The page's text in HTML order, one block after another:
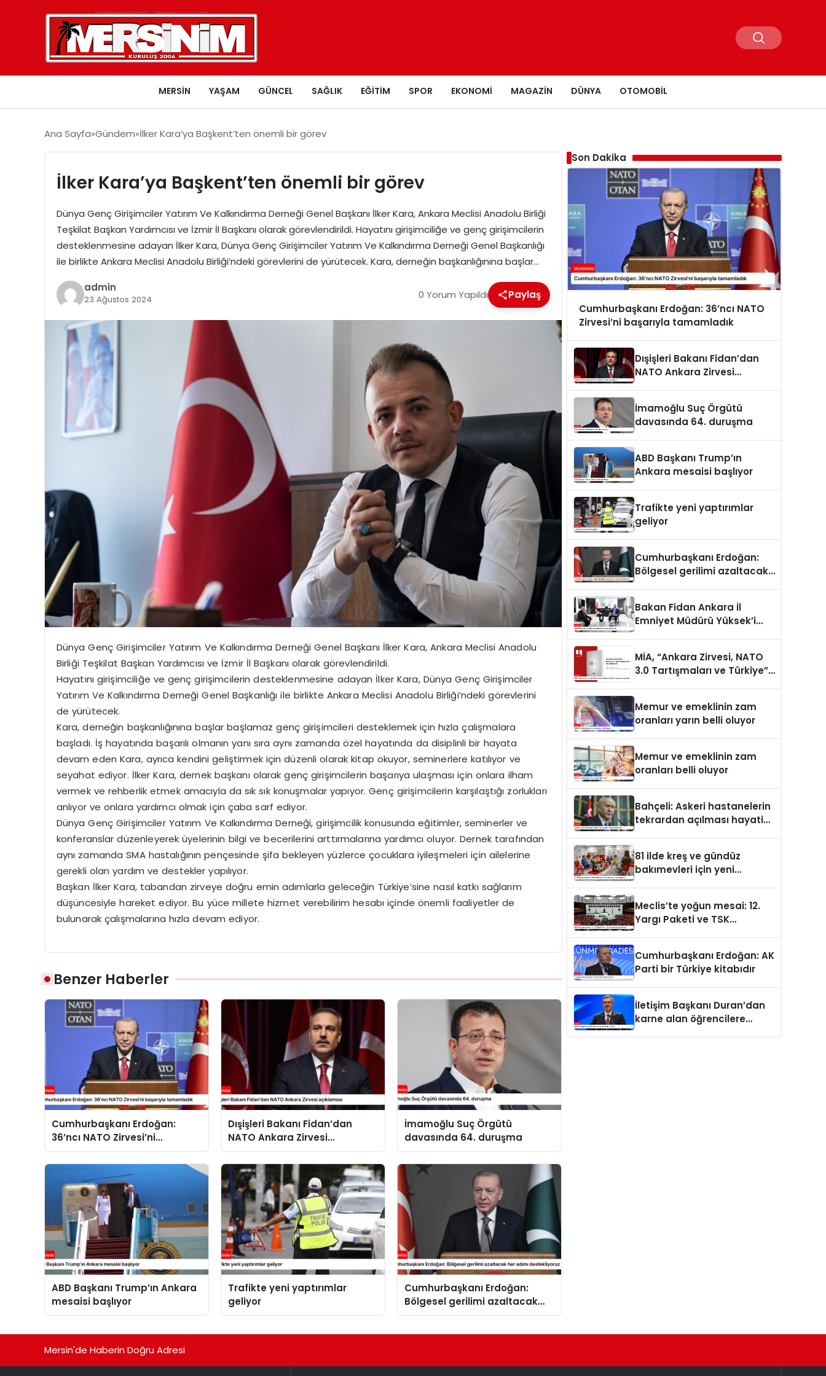
MERSIN YAŞAM GÜNCEL SAĞLIK EĞITIM SPOR EKONOMI MAGAZIN DÜNYA OTOMOBIL
Ana Sayfa Gündem İlker Kara’ya Başkent’ten önemli bir görev
İlker Kara’ya Başkent’ten önemli bir görev
Dünya Genç Girişimciler Yatırım Ve Kalkındırma Derneği Genel Başkanı İlker Kara, Ankara Meclisi Anadolu Birliği
Teşkilat Başkan Yardımcısı ve İzmir İl Başkanı olarak görevlendirildi. Hayatını girişimciliğe ve genç girişimcilerin
desteklenmesine adayan İlker Kara, Dünya Genç Girişimciler Yatırım Ve Kalkındırma Derneği Genel Başkanlığı
ile birlikte Ankara Meclisi Anadolu Birliği’ndeki görevlerini de yürütecek. Kara, derneğin başkanlığınına başlar…
admin
23 Ağustos 2024 0 Yorum Yapıldı Paylaş
Dünya Genç Girişimciler Yatırım Ve Kalkındırma Derneği Genel Başkanı İlker Kara, Ankara Meclisi Anadolu
Birliği Teşkilat Başkan Yardımcısı ve İzmir İl Başkanı olarak görevlendirildi.
Hayatını girişimciliğe ve genç girişimcilerin desteklenmesine adayan İlker Kara, Dünya Genç Girişimciler
Yatırım Ve Kalkındırma Derneği Genel Başkanlığı ile birlikte Ankara Meclisi Anadolu Birliği’ndeki görevlerini
de yürütecek.
Kara, derneğin başkanlığınına başlar başlamaz genç girişimcileri desteklemek için hızla çalışmalara
başladı. İş hayatında başarılı olmanın yanı sıra aynı zamanda özel hayatında da disiplinli bir hayata
devam eden Kara, ayrıca kendini geliştirmek için düzenli olarak kitap okuyor, seminerlere katılıyor ve
seyahat ediyor. İlker Kara, dernek başkanı olarak genç girişimcilerin başarıya ulaşması için onlara ilham
vermek ve rehberlik etmek amacıyla da sık sık konuşmalar yapıyor. Genç girişimcilerin karşılaştığı zorlukları
anlıyor ve onlara yardımcı olmak için çaba sarf ediyor.
Dünya Genç Girişimciler Yatırım Ve Kalkındırma Derneği, girişimcilik konusunda eğitimler, seminerler ve
konferanslar düzenleyerek üyelerinin bilgi ve becerilerini arttırmalarına yardımcı oluyor. Dernek tarafından
aynı zamanda SMA hastalığının pençesinde şifa bekleyen yüzlerce çocuklara iyileşmeleri için ailelerine
gerekli olan yardım ve destekler yapılıyor.
Başkan İlker Kara, tabandan zirveye doğru emin adımlarla geleceğin Türkiye’sine nasıl katkı sağlarım
düşüncesiyle hareket ediyor. Bu yüce millete hizmet verebilirim hesabı içinde önemli faaliyetler de
bulunarak çalışmalarına hızla devam ediyor.
Benzer Haberler
Cumhurbaşkanı Erdoğan:
36’ncı NATO Zirvesi’ni
başarıyla tamamladık
Dışişleri Bakanı Fidan’dan
NATO Ankara Zirvesi
açıklaması
İmamoğlu Suç Örgütü
davasında 64. duruşma
ABD Başkanı Trump’ın Ankara
mesaisi başlıyor
Trafikte yeni yaptırımlar
geliyor
Cumhurbaşkanı Erdoğan:
Bölgesel gerilimi azaltacak
her adımı destekliyoruz
Son Dakika
Cumhurbaşkanı Erdoğan: 36’ncı NATO
Zirvesi’ni başarıyla tamamladık
Dışişleri Bakanı Fidan’dan
NATO Ankara Zirvesi
İmamoğlu Suç Örgütü
davasında 64. duruşma
ABD Başkanı Trump’ın
Ankara mesaisi başlıyor
Trafikte yeni yaptırımlar
geliyor
Cumhurbaşkanı Erdoğan:
Bölgesel gerilimi azaltacak
Bakan Fidan Ankara İl
Emniyet Müdürü Yüksek’i
MİA, “Ankara Zirvesi, NATO
3.0 Tartışmaları ve Türkiye”
Memur ve emeklinin zam
oranları yarın belli oluyor
Memur ve emeklinin zam
oranları belli oluyor
Bahçeli: Askeri hastanelerin
tekrardan açılması hayati
81 ilde kreş ve gündüz
bakımevleri için yeni
Meclis’te yoğun mesai: 12.
Yargı Paketi ve TSK
Cumhurbaşkanı Erdoğan: AK
Parti bir Türkiye kitabıdır
İletişim Başkanı Duran’dan
karne alan öğrencilere
Mersin'de Haberin Doğru Adresi